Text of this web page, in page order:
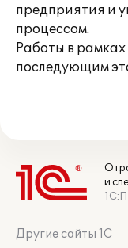
предприятия и
процессом.
Работы в
последующим
и
Другие сайты 1С